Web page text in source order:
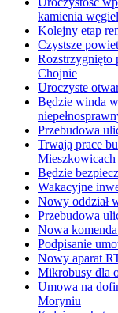
kamienia
Kolejny etap
Czystsze
Rozstrzygnięto
Chojnie
Uroczyste
Będzie winda
Przebudowa
Trwają prace
Mieszkowicach
Będzie
Wakacyjne
Nowy oddział
Przebudowa
Nowa
Podpisanie
Nowy aparat
Mikrobusy dla
Umowa na
Moryniu